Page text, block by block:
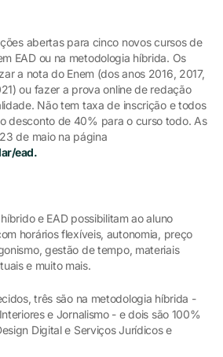
abertas para cinco novos cursos de
EAD ou na metodologia híbrida. Os
a nota do Enem (dos anos 2016, 2017,
ou fazer a prova online de redação
Não tem taxa de inscrição e todos
desconto de 40% para o curso todo. As
de maio na página
ead.
e EAD possibilitam ao aluno
horários flexíveis, autonomia, preço
gestão de tempo, materiais
e muito mais.
três são na metodologia híbrida -
e Jornalismo - e dois são 100%
Digital e Serviços Jurídicos e